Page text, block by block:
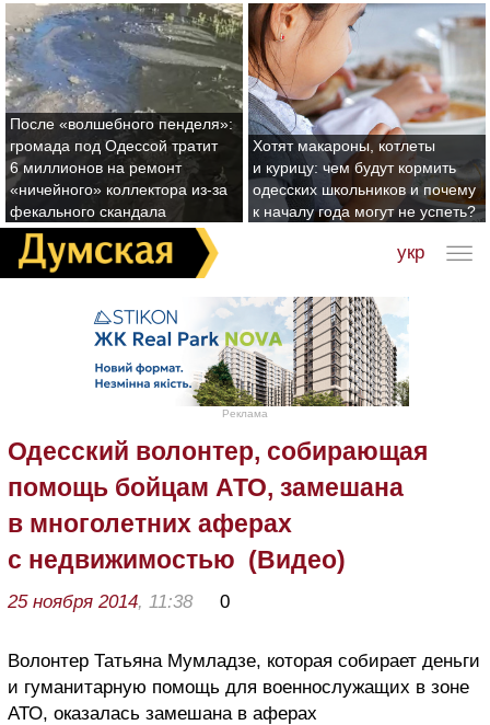
После «волшебного пенделя»:
громада под Одессой тратит
6 миллионов на ремонт
«ничейного» коллектора из-за
фекального скандала
Хотят макароны, котлеты
и курицу: чем будут кормить
одесских школьников и почему
к началу года могут не успеть?
укр
Реклама
Одесский волонтер, собирающая
помощь бойцам АТО, замешана
в многолетних аферах
с недвижимостью (Видео)
25 ноября 2014, 11:38 0
Волонтер Татьяна Мумладзе, которая собирает деньги
и гуманитарную помощь для военнослужащих в зоне
АТО, оказалась замешана в аферах